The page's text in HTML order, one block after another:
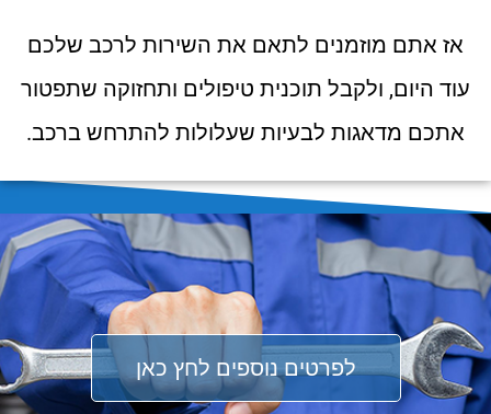
אז אתם מוזמנים לתאם את השירות לרכב שלכם
עוד היום, ולקבל תוכנית טיפולים ותחזוקה שתפטור
אתכם מדאגות לבעיות שעלולות להתרחש ברכב.
לפרטים נוספים לחץ כאן